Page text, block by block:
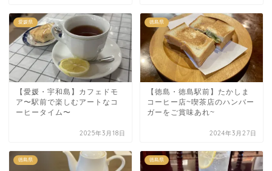
愛媛県
【愛媛・宇和島】カフェドモ
ア〜駅前で楽しむアートなコ
ーヒータイム〜
2025年3月18日
徳島県
【徳島・徳島駅前】たかしま
コーヒー店~喫茶店のハンバー
ガーをご賞味あれ~
2024年3月27日
徳島県 徳島県